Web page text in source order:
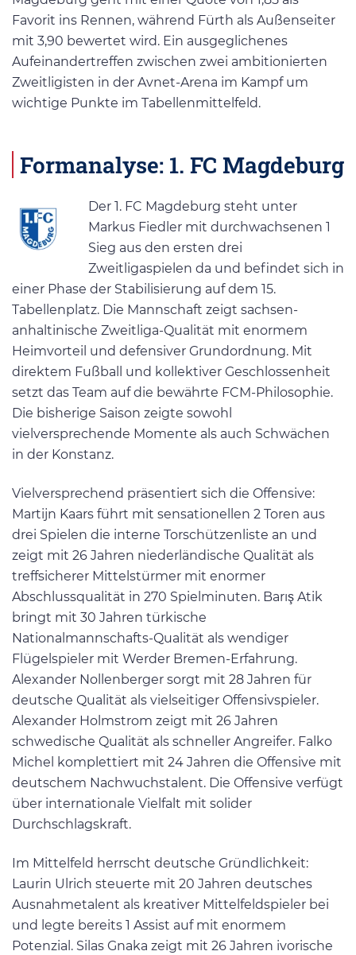
Favorit ins Rennen, während Fürth als Außenseiter
mit 3,90 bewertet wird. Ein ausgeglichenes
Aufeinandertreffen zwischen zwei ambitionierten
Zweitligisten in der Avnet-Arena im Kampf um
wichtige Punkte im Tabellenmittelfeld.
Formanalyse: 1. FC Magdeburg
Der 1. FC Magdeburg steht unter
Markus Fiedler mit durchwachsenen 1
Sieg aus den ersten drei
Zweitligaspielen da und befindet sich in
einer Phase der Stabilisierung auf dem 15.
Tabellenplatz. Die Mannschaft zeigt sachsen-
anhaltinische Zweitliga-Qualität mit enormem
Heimvorteil und defensiver Grundordnung. Mit
direktem Fußball und kollektiver Geschlossenheit
setzt das Team auf die bewährte FCM-Philosophie.
Die bisherige Saison zeigte sowohl
vielversprechende Momente als auch Schwächen
in der Konstanz.
Vielversprechend präsentiert sich die Offensive:
Martijn Kaars führt mit sensationellen 2 Toren aus
drei Spielen die interne Torschützenliste an und
zeigt mit 26 Jahren niederländische Qualität als
treffsicherer Mittelstürmer mit enormer
Abschlussqualität in 270 Spielminuten. Barış Atik
bringt mit 30 Jahren türkische
Nationalmannschafts-Qualität als wendiger
Flügelspieler mit Werder Bremen-Erfahrung.
Alexander Nollenberger sorgt mit 28 Jahren für
deutsche Qualität als vielseitiger Offensivspieler.
Alexander Holmstrom zeigt mit 26 Jahren
schwedische Qualität als schneller Angreifer. Falko
Michel komplettiert mit 24 Jahren die Offensive mit
deutschem Nachwuchstalent. Die Offensive verfügt
über internationale Vielfalt mit solider
Durchschlagskraft.
Im Mittelfeld herrscht deutsche Gründlichkeit:
Laurin Ulrich steuerte mit 20 Jahren deutsches
Ausnahmetalent als kreativer Mittelfeldspieler bei
und legte bereits 1 Assist auf mit enormem
Potenzial. Silas Gnaka zeigt mit 26 Jahren ivorische